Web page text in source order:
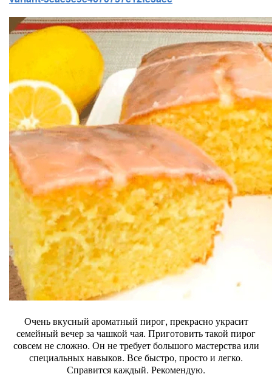
Очень вкусный ароматный пирог, прекрасно украсит
семейный вечер за чашкой чая. Приготовить такой пирог
совсем не сложно. Он не требует большого мастерства или
специальных навыков. Все быстро, просто и легко.
Справится каждый. Рекомендую.